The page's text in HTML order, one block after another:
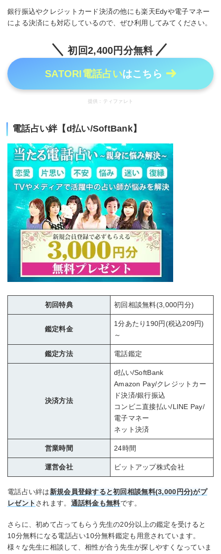
銀行振込やクレジットカード決済の他にも楽天Edyや電子マネー
による決済にも対応しているので、ぜひ利用してみてください。
初回2,400円分無料
SATORI電話占いはこちら
提供：ティファレト
電話占い絆【d払い/SoftBank】
初回特典 初回相談無料(3,000円分)
鑑定料金
1分あたり190円(税込209円)
～
鑑定方法 電話鑑定
決済方法
d払い/SoftBank
Amazon Pay/クレジットカー
ド決済/銀行振込
コンビニ直接払い/LINE Pay/
電子マネー
ネット決済
営業時間 24時間
運営会社 ビットアップ株式会社
電話占い絆は新規会員登録すると初回相談無料(3,000円分)がプ
レゼントされます。 通話料金も無料です。
さらに、初めて占ってもらう先生の20分以上の鑑定を受けると
10分無料になる電話占い10分無料鑑定も用意されています。
様々な先生に相談して、相性が合う先生が探しやすくなっていま